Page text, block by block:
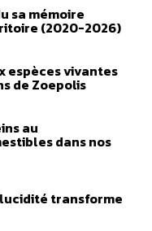
sa mémoire
(2020-2026)
espèces vivantes
de Zoepolis
au
dans nos
transforme